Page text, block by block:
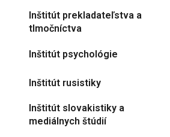
Inštitút prekladateľstva a
tlmočníctva
Inštitút psychológie
Inštitút rusistiky
Inštitút slovakistiky a
mediálnych štúdií